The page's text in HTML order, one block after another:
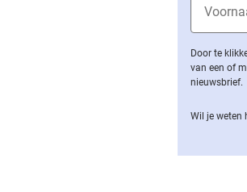
Door te
van een of
nieuwsbrief.
Wil je weten